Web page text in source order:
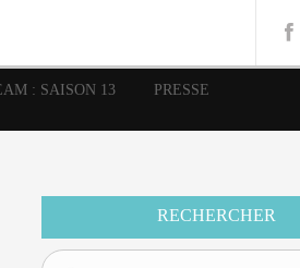
: SAISON 13 PRESSE
RECHERCHER
Musique
Superman